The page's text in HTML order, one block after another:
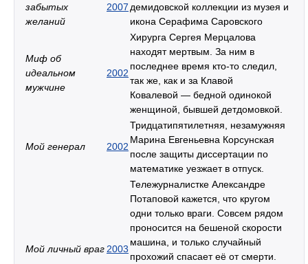
забытых
желаний
2007 демидовской коллекции из музея и
икона Серафима Саровского
Миф об
идеальном
мужчине
2002
Хирурга Сергея Мерцалова
находят мертвым. За ним в
последнее время кто-то следил,
так же, как и за Клавой
Ковалевой — бедной одинокой
женщиной, бывшей детдомовкой.
Мой генерал 2002
Тридцатипятилетняя, незамужняя
Марина Евгеньевна Корсунская
после защиты диссертации по
математике уезжает в отпуск.
Мой личный враг 2003
Тележурналистке Александре
Потаповой кажется, что кругом
одни только враги. Совсем рядом
проносится на бешеной скорости
машина, и только случайный
прохожий спасает её от смерти.